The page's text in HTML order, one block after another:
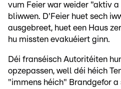
vum Feier war weider "aktiv
bliwwen. D'Feier huet sech
ausgebreet, huet een Haus
hu missten evakuéiert ginn.
Déi franséisch Autoritéiten
opzepassen, well déi héich
"immens héich" Brandgefor a